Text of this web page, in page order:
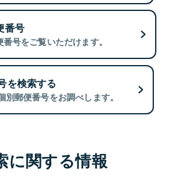
番号
号をご覧いただけます。
を検索する
郵便番号をお調べします。
に関する情報